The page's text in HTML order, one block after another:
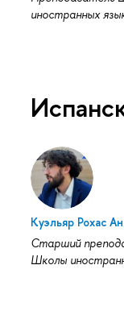
иностранных
Куэльяр Рохас
Старший
Школы